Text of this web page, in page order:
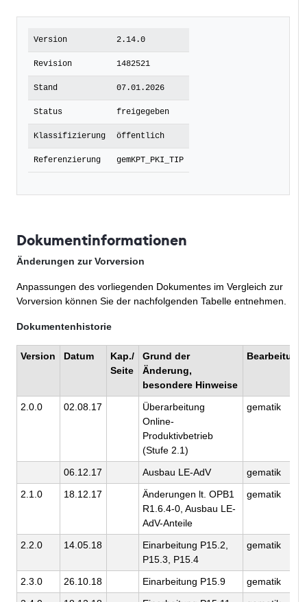
Version 2.14.0
Revision 1482521
Stand 07.01.2026
Status freigegeben
Klassifizierung öffentlich
Referenzierung gemKPT_PKI_TIP
Dokumentinformationen
Änderungen zur Vorversion
Anpassungen des vorliegenden Dokumentes im Vergleich zur
Vorversion können Sie der nachfolgenden Tabelle entnehmen.
Dokumentenhistorie
Version Datum
Kap./
Seite
Grund der
Änderung,
besondere Hinweise
Bearbeitung
2.0.0 02.08.17
Überarbeitung
Online-
Produktivbetrieb
(Stufe 2.1)
gematik
06.12.17 Ausbau LE-AdV
gematik
2.1.0
18.12.17
Änderungen lt. OPB1
R1.6.4-0, Ausbau LE-
AdV-Anteile
gematik
2.2.0 14.05.18
Einarbeitung P15.2,
P15.3, P15.4
gematik
2.3.0 26.10.18 Einarbeitung P15.9
gematik